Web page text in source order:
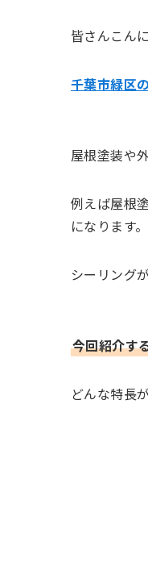
皆さんこん
千葉市緑区
屋根塗装や
例えば屋根
になります。
シーリング
今回紹介す
どんな特長